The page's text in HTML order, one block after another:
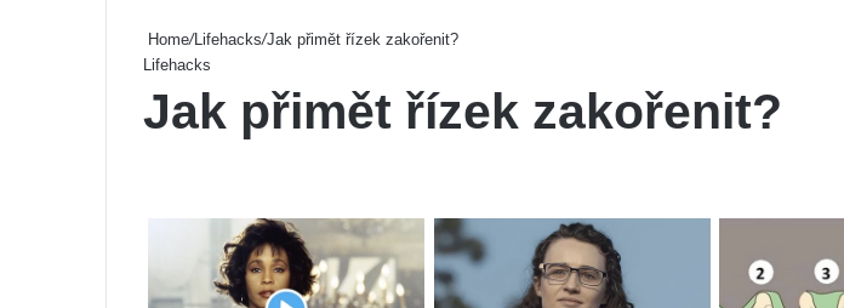
Home/Lifehacks/Jak přimět řízek zakořenit?
Lifehacks
Jak přimět řízek zakořenit?